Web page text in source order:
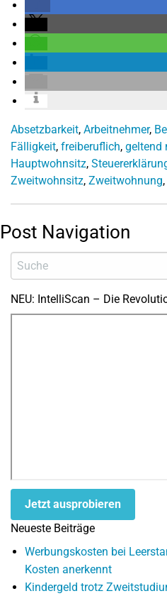
Absetzbarkeit, Arbeitnehmer,
Fälligkeit, freiberuflich, geltend
Hauptwohnsitz,
Zweitwohnsitz, Zweitwohnung,
Post Navigation
NEU: IntelliScan – Die
Jetzt ausprobieren
Neueste Beiträge
Werbungskosten bei
Kosten anerkennt
Kindergeld trotz